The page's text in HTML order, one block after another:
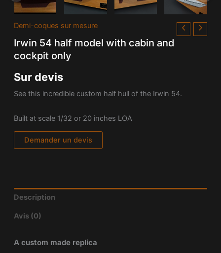
Demi-coques sur mesure
Irwin 54 half model with cabin and
cockpit only
Sur devis
See this incredible custom half hull of the Irwin 54.
Built at scale 1/32 or 20 inches LOA
Demander un devis
Description
Avis (0)
A custom made replica